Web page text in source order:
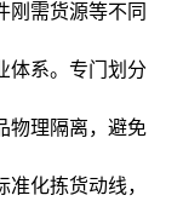
刚需货源等不同
体系。专门划分
物理隔离，避免
化拣货动线，